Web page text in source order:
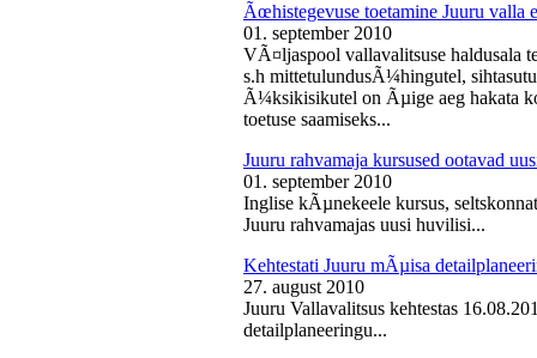
Ãœhistegevuse toetamine Juuru valla
01. september 2010
VÃ¤ljaspool vallavalitsuse haldusala
s.h mittetulundusÃ¼hingutel,
Ã¼ksikisikutel on Ãµige aeg hakata
toetuse saamiseks...
Juuru rahvamaja kursused ootavad
01. september 2010
Inglise kÃµnekeele kursus,
Juuru rahvamajas uusi huvilisi...
Kehtestati Juuru mÃµisa
27. august 2010
Juuru Vallavalitsus kehtestas
detailplaneeringu...